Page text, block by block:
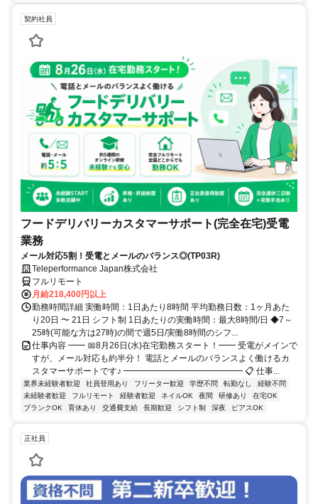
契約社員
フードデリバリーカスタマーサポート(完全在宅)受電
業務
メール対応5割！受電とメールのバランス◎(TP03R)
Teleperformance Japan株式会社
フルリモート
月給218,400円以上
勤務時間詳細 実働時間：1日あたり8時間 平均勤務日数：1ヶ月あた
り20日 〜 21日 シフト制 1日あたりの実働時間：最大8時間/日 ◆7～
25時(可能な方は27時)の間で週5日/実働8時間のシフ...
仕事内容 ━━ 📅8月26日(水)在宅勤務スタート！━━ 受電がメインで
すが、メール対応も約半分！ 電話とメールのバランスよく働けるカ
スタマーサポートです♪ ━━━━━━━━━━━━━━ 📋 仕事...
業界未経験者歓迎 社員登用あり フリーター歓迎 学歴不問 転勤なし
経験不問
未経験者歓迎
フルリモート 経験者歓迎 ネイルOK 夜間 研修あり
在宅OK
ブランクOK
育休あり 交通費支給 長期歓迎 シフト制 深夜 ピアスOK
正社員